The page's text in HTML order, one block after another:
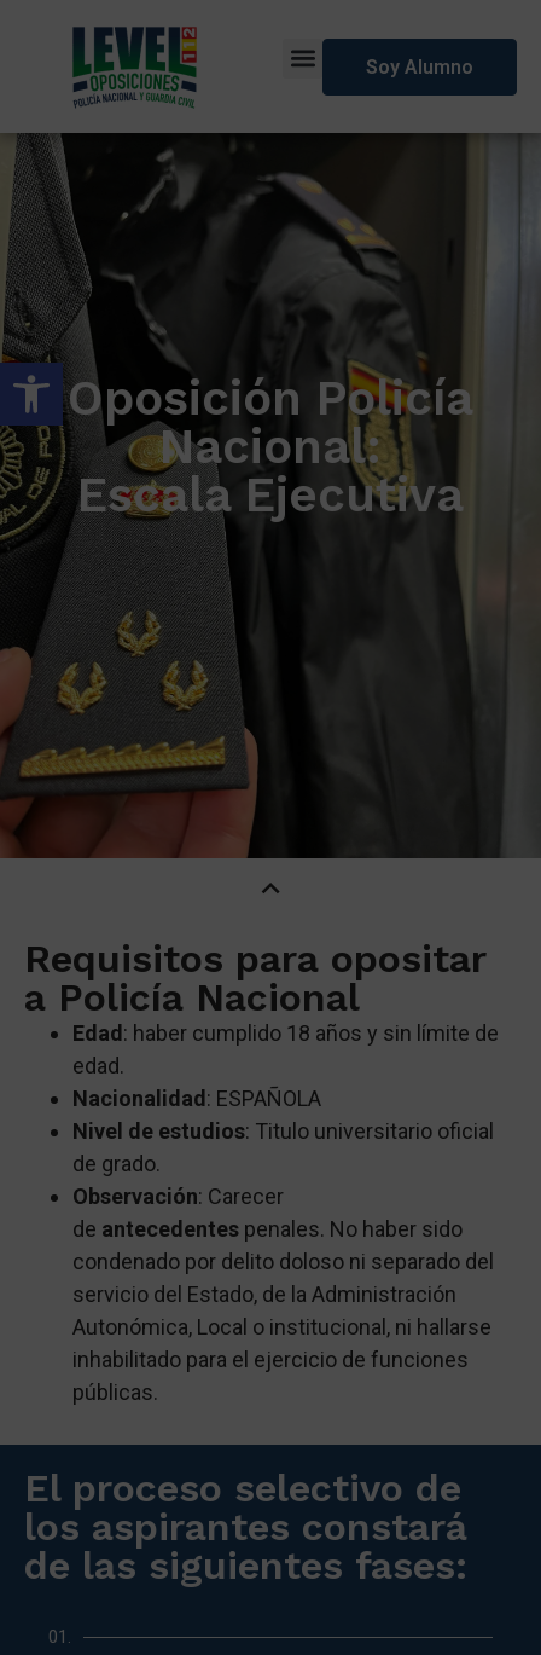
Abrir barra de herramientas
Soy Alumno
Oposición Policía
Nacional:
Escala Ejecutiva
Requisitos para opositar
a Policía Nacional
Edad : haber cumplido 18 años y sin límite de
edad.
Nacionalidad : ESPAÑOLA
Nivel de estudios: Titulo universitario oficial
de grado.
Observación: Carecer
de antecedentes penales. No haber sido
condenado por delito doloso ni separado del
servicio del Estado, de la Administración
Autonómica, Local o institucional, ni hallarse
inhabilitado para el ejercicio de funciones
públicas.
El proceso selectivo de
los aspirantes constará
de las siguientes fases:
01.